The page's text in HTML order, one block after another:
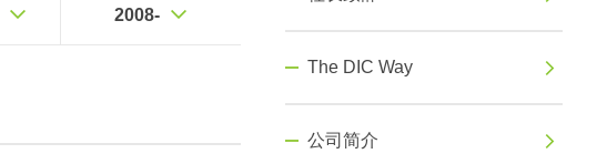
2008-
The DIC Way
公司简介